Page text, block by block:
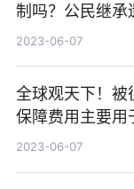
制吗？公民继承
些？
2023-06-07
全球观天下！被
保障费用主要用
些？安置补助费
2023-06-07